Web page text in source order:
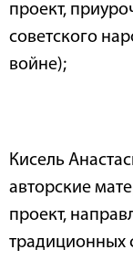
проект,
советского
войне);
Кисель
авторские
проект,
традиционных